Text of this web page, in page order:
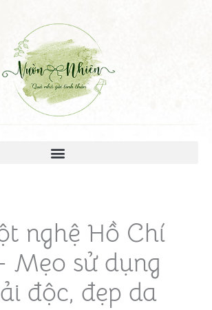
nghệ Hồ Chí
Mẹo sử dụng
độc, đẹp da